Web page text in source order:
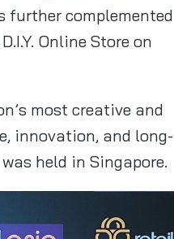
further complemented
Online Store on
most creative and
innovation, and long-
held in Singapore.